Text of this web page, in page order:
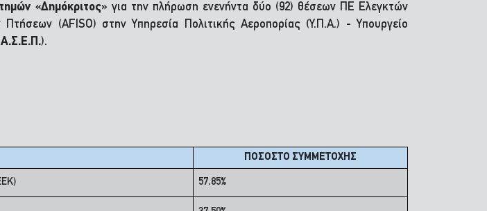
«Δημόκριτος» για την πλήρωση ενενήντα δύο (92) θέσεων ΠΕ Ελεγκτών
(AFISO) στην Υπηρεσία Πολιτικής Αεροπορίας (Υ.Π.Α.) - Υπουργείο
Α.Σ.Ε.Π.).
ΠΟΣΟΣΤΟ ΣΥΜΜΕΤΟΧΗΣ
57,85%